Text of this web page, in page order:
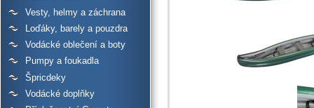
Vesty, helmy a záchrana
Loďáky, barely a pouzdra
Vodácké oblečení a boty
Pumpy a foukadla
Špricdeky
Vodácké doplňky